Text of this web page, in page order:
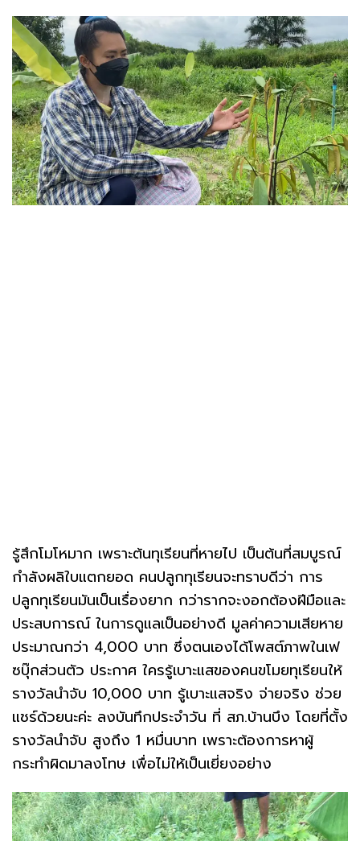
รู้สึกโมโหมาก เพราะต้นทุเรียนที่หายไป เป็นต้นที่สมบูรณ์
กำลังผลิใบแตกยอด คนปลูกทุเรียนจะทราบดีว่า การ
ปลูกทุเรียนมันเป็นเรื่องยาก กว่ารากจะงอกต้องฝีมือและ
ประสบการณ์ ในการดูแลเป็นอย่างดี มูลค่าความเสียหาย
ประมาณกว่า 4,000 บาท ซึ่งตนเองได้โพสต์ภาพในเฟ
ซบุ๊กส่วนตัว ประกาศ ใครรู้เบาะแสของคนขโมยทุเรียนให้
รางวัลนำจับ 10,000 บาท รู้เบาะแสจริง จ่ายจริง ช่วย
แชร์ด้วยนะค่ะ ลงบันทึกประจำวัน ที่ สภ.บ้านบึง โดยที่ตั้ง
รางวัลนำจับ สูงถึง 1 หมื่นบาท เพราะต้องการหาผู้
กระทำผิดมาลงโทษ เพื่อไม่ให้เป็นเยี่ยงอย่าง